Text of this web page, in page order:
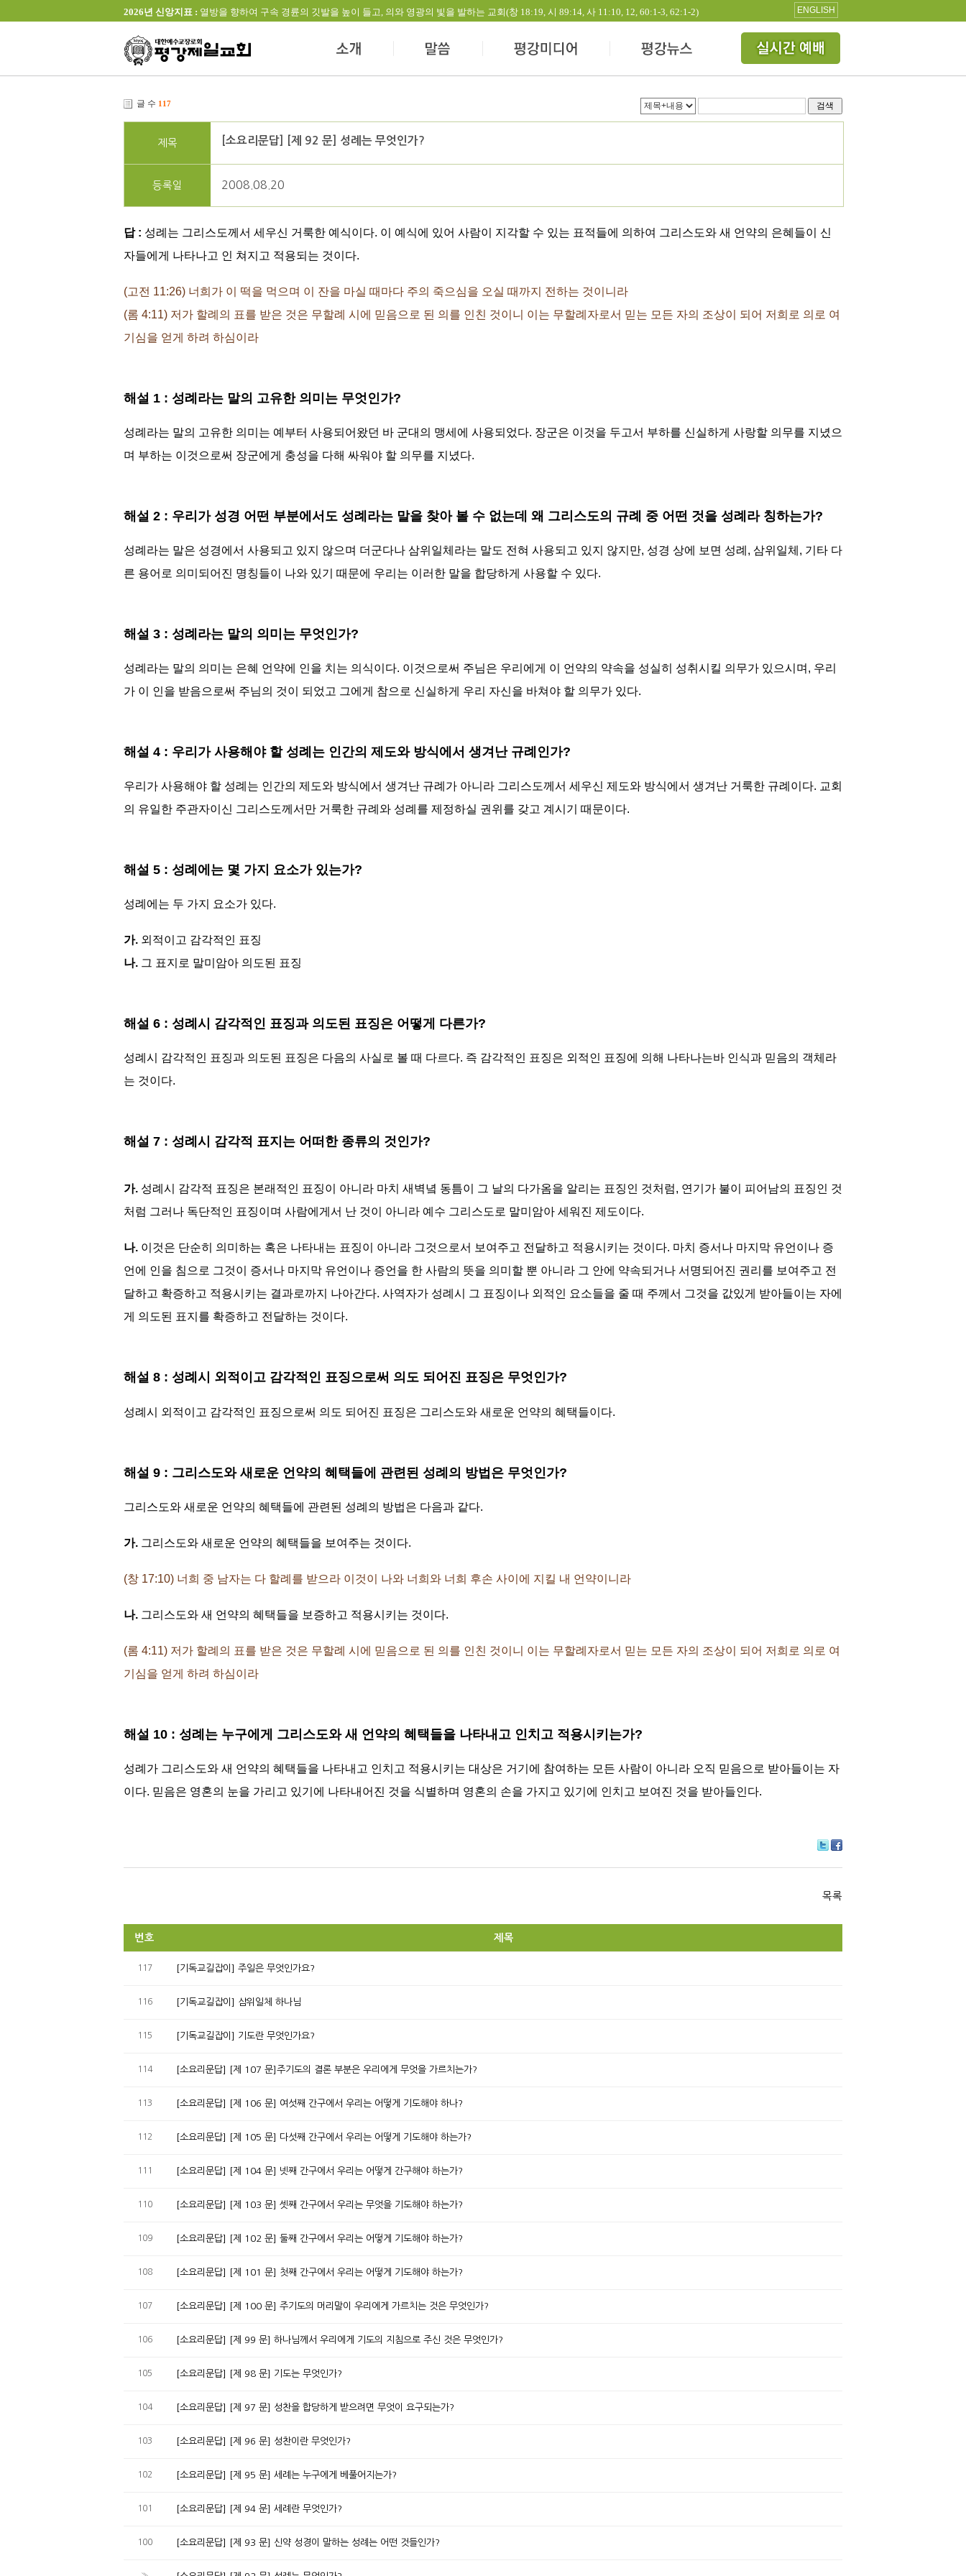
2026년 신앙지표 : 열방을 향하여 구속 경륜의 깃발을 높이 들고, 의와 영광의 빛을 발하는 교회(창 18:19, 시 89:14, 사 11:10, 12, 60:1-3, 62:1-2) ENGLISH
글 수 117 검색
제목 [소요리문답] [제 92 문] 성례는 무엇인가?
등록일 2008.08.20
답 : 성례는 그리스도께서 세우신 거룩한 예식이다. 이 예식에 있어 사람이 지각할 수 있는 표적들에 의하여 그리스도와 새 언약의 은혜들이 신
자들에게 나타나고 인 쳐지고 적용되는 것이다.
(고전 11:26) 너희가 이 떡을 먹으며 이 잔을 마실 때마다 주의 죽으심을 오실 때까지 전하는 것이니라
(롬 4:11) 저가 할례의 표를 받은 것은 무할례 시에 믿음으로 된 의를 인친 것이니 이는 무할례자로서 믿는 모든 자의 조상이 되어 저희로 의로 여
기심을 얻게 하려 하심이라
해설 1 : 성례라는 말의 고유한 의미는 무엇인가?
성례라는 말의 고유한 의미는 예부터 사용되어왔던 바 군대의 맹세에 사용되었다. 장군은 이것을 두고서 부하를 신실하게 사랑할 의무를 지녔으
며 부하는 이것으로써 장군에게 충성을 다해 싸워야 할 의무를 지녔다.
해설 2 : 우리가 성경 어떤 부분에서도 성례라는 말을 찾아 볼 수 없는데 왜 그리스도의 규례 중 어떤 것을 성례라 칭하는가?
성례라는 말은 성경에서 사용되고 있지 않으며 더군다나 삼위일체라는 말도 전혀 사용되고 있지 않지만, 성경 상에 보면 성례, 삼위일체, 기타 다
른 용어로 의미되어진 명칭들이 나와 있기 때문에 우리는 이러한 말을 합당하게 사용할 수 있다.
해설 3 : 성례라는 말의 의미는 무엇인가?
성례라는 말의 의미는 은혜 언약에 인을 치는 의식이다. 이것으로써 주님은 우리에게 이 언약의 약속을 성실히 성취시킬 의무가 있으시며, 우리
가 이 인을 받음으로써 주님의 것이 되었고 그에게 참으로 신실하게 우리 자신을 바쳐야 할 의무가 있다.
해설 4 : 우리가 사용해야 할 성례는 인간의 제도와 방식에서 생겨난 규례인가?
우리가 사용해야 할 성례는 인간의 제도와 방식에서 생겨난 규례가 아니라 그리스도께서 세우신 제도와 방식에서 생겨난 거룩한 규례이다. 교회
의 유일한 주관자이신 그리스도께서만 거룩한 규례와 성례를 제정하실 권위를 갖고 계시기 때문이다.
해설 5 : 성례에는 몇 가지 요소가 있는가?
성례에는 두 가지 요소가 있다.
가. 외적이고 감각적인 표징
나. 그 표지로 말미암아 의도된 표징
해설 6 : 성례시 감각적인 표징과 의도된 표징은 어떻게 다른가?
성례시 감각적인 표징과 의도된 표징은 다음의 사실로 볼 때 다르다. 즉 감각적인 표징은 외적인 표징에 의해 나타나는바 인식과 믿음의 객체라
는 것이다.
해설 7 : 성례시 감각적 표지는 어떠한 종류의 것인가?
가. 성례시 감각적 표징은 본래적인 표징이 아니라 마치 새벽녘 동틈이 그 날의 다가옴을 알리는 표징인 것처럼, 연기가 불이 피어남의 표징인 것
처럼 그러나 독단적인 표징이며 사람에게서 난 것이 아니라 예수 그리스도로 말미암아 세워진 제도이다.
나. 이것은 단순히 의미하는 혹은 나타내는 표징이 아니라 그것으로서 보여주고 전달하고 적용시키는 것이다. 마치 증서나 마지막 유언이나 증
언에 인을 침으로 그것이 증서나 마지막 유언이나 증언을 한 사람의 뜻을 의미할 뿐 아니라 그 안에 약속되거나 서명되어진 권리를 보여주고 전
달하고 확증하고 적용시키는 결과로까지 나아간다. 사역자가 성례시 그 표징이나 외적인 요소들을 줄 때 주께서 그것을 값있게 받아들이는 자에
게 의도된 표지를 확증하고 전달하는 것이다.
해설 8 : 성례시 외적이고 감각적인 표징으로써 의도 되어진 표징은 무엇인가?
성례시 외적이고 감각적인 표징으로써 의도 되어진 표징은 그리스도와 새로운 언약의 혜택들이다.
해설 9 : 그리스도와 새로운 언약의 혜택들에 관련된 성례의 방법은 무엇인가?
그리스도와 새로운 언약의 혜택들에 관련된 성례의 방법은 다음과 같다.
가. 그리스도와 새로운 언약의 혜택들을 보여주는 것이다.
(창 17:10) 너희 중 남자는 다 할례를 받으라 이것이 나와 너희와 너희 후손 사이에 지킬 내 언약이니라
나. 그리스도와 새 언약의 혜택들을 보증하고 적용시키는 것이다.
(롬 4:11) 저가 할례의 표를 받은 것은 무할례 시에 믿음으로 된 의를 인친 것이니 이는 무할례자로서 믿는 모든 자의 조상이 되어 저희로 의로 여
기심을 얻게 하려 하심이라
해설 10 : 성례는 누구에게 그리스도와 새 언약의 혜택들을 나타내고 인치고 적용시키는가?
성례가 그리스도와 새 언약의 혜택들을 나타내고 인치고 적용시키는 대상은 거기에 참여하는 모든 사람이 아니라 오직 믿음으로 받아들이는 자
이다. 믿음은 영혼의 눈을 가리고 있기에 나타내어진 것을 식별하며 영혼의 손을 가지고 있기에 인치고 보여진 것을 받아들인다.
itte ce
ok
목록
번호 제목
117 [기독교길잡이] 주일은 무엇인가요?
116 [기독교길잡이] 삼위일체 하나님
115 [기독교길잡이] 기도란 무엇인가요?
114 [소요리문답] [제 107 문]주기도의 결론 부분은 우리에게 무엇을 가르치는가?
113 [소요리문답] [제 106 문] 여섯째 간구에서 우리는 어떻게 기도해야 하나?
112 [소요리문답] [제 105 문] 다섯째 간구에서 우리는 어떻게 기도해야 하는가?
111 [소요리문답] [제 104 문] 넷째 간구에서 우리는 어떻게 간구해야 하는가?
110 [소요리문답] [제 103 문] 셋째 간구에서 우리는 무엇을 기도해야 하는가?
109 [소요리문답] [제 102 문] 둘째 간구에서 우리는 어떻게 기도해야 하는가?
108 [소요리문답] [제 101 문] 첫째 간구에서 우리는 어떻게 기도해야 하는가?
107 [소요리문답] [제 100 문] 주기도의 머리말이 우리에게 가르치는 것은 무엇인가?
106 [소요리문답] [제 99 문] 하나님께서 우리에게 기도의 지침으로 주신 것은 무엇인가?
105 [소요리문답] [제 98 문] 기도는 무엇인가?
104 [소요리문답] [제 97 문] 성찬을 합당하게 받으려면 무엇이 요구되는가?
103 [소요리문답] [제 96 문] 성찬이란 무엇인가?
102 [소요리문답] [제 95 문] 세례는 누구에게 베풀어지는가?
101 [소요리문답] [제 94 문] 세례란 무엇인가?
100 [소요리문답] [제 93 문] 신약 성경이 말하는 성례는 어떤 것들인가?